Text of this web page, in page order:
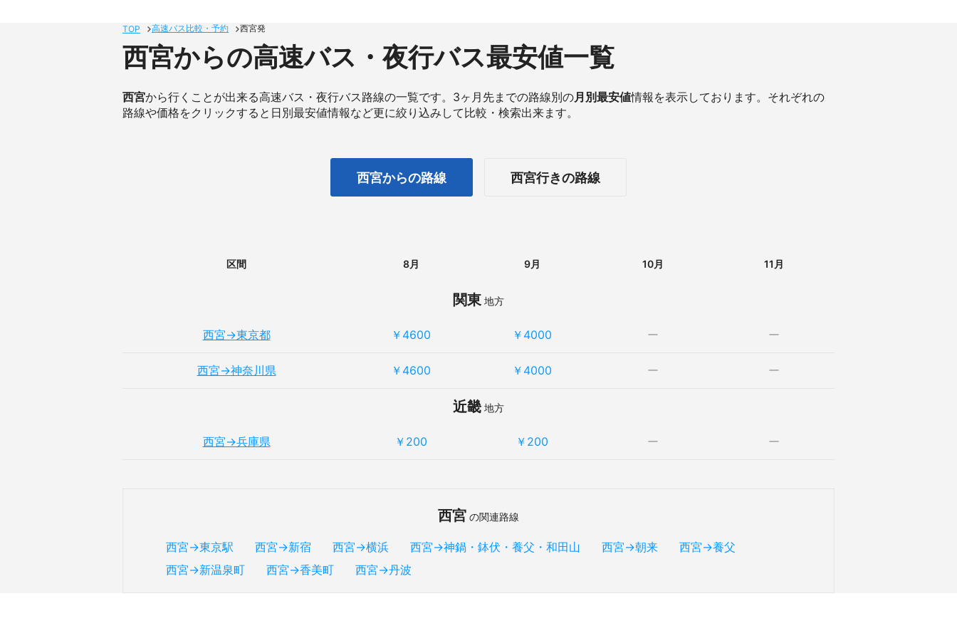
TOP 高速バス比較・予約 西宮発
西宮からの高速バス・夜行バス最安値一覧
西宮から行くことが出来る高速バス・夜行バス路線の一覧です。3ヶ月先までの路線別の月別最安値情報を表示しております。それぞれの
路線や価格をクリックすると日別最安値情報など更に絞り込みして比較・検索出来ます。
西宮からの路線 西宮行きの路線
区間 8月 9月 10月 11月
関東 地方
西宮→東京都 ￥4600 ￥4000 ー ー
西宮→神奈川県 ￥4600 ￥4000 ー ー
近畿 地方
西宮→兵庫県 ￥200 ￥200 ー ー
西宮 の関連路線
西宮→東京駅 西宮→新宿 西宮→横浜 西宮→神鍋・鉢伏・養父・和田山 西宮→朝来
西宮→養父
西宮→新温泉町
西宮→香美町 西宮→丹波